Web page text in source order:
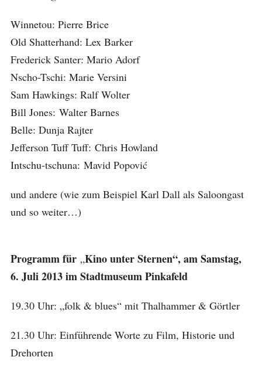
Winnetou: Pierre Brice
Old Shatterhand: Lex Barker
Frederick Santer: Mario Adorf
Nscho-Tschi: Marie Versini
Sam Hawkings: Ralf Wolter
Bill Jones: Walter Barnes
Belle: Dunja Rajter
Jefferson Tuff Tuff: Chris Howland
Intschu-tschuna: Mavid Popović
und andere (wie zum Beispiel Karl Dall als Saloongast
und so weiter…)
Programm für„Kino unter Sternen“, am Samstag,
6. Juli 2013 im Stadtmuseum Pinkafeld
19.30 Uhr: „folk & blues“ mit Thalhammer & Görtler
21.30 Uhr: Einführende Worte zu Film, Historie und
Drehorten